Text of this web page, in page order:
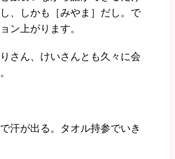
、しかも［みやま］だし。で
ン上がります。
さん、けいさんとも久々に会
汗が出る。タオル持参でいき